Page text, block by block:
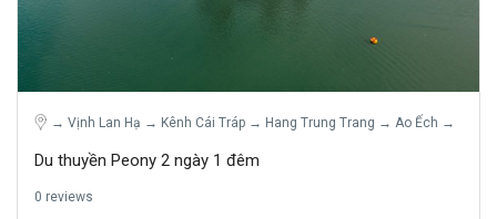
→ Vịnh Lan Hạ → Kênh Cái Tráp → Hang Trung Trang → Ao Ếch →
Du thuyền Peony 2 ngày 1 đêm
0 reviews